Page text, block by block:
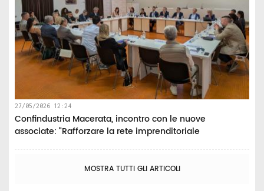
27/05/2026 12:24
Confindustria Macerata, incontro con le nuove
associate: “Rafforzare la rete imprenditoriale
MOSTRA TUTTI GLI ARTICOLI